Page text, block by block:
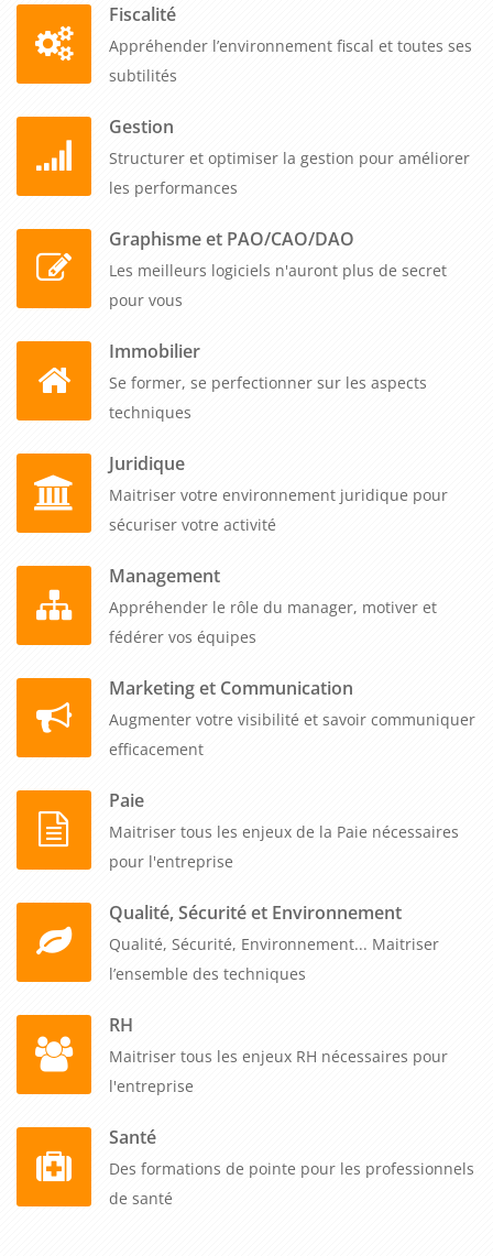
Fiscalité
Appréhender l’environnement fiscal et toutes ses
subtilités
Gestion
Structurer et optimiser la gestion pour améliorer
les performances
Graphisme et PAO/CAO/DAO
Les meilleurs logiciels n'auront plus de secret
pour vous
Immobilier
Se former, se perfectionner sur les aspects
techniques
Juridique
Maitriser votre environnement juridique pour
sécuriser votre activité
Management
Appréhender le rôle du manager, motiver et
fédérer vos équipes
Marketing et Communication
Augmenter votre visibilité et savoir communiquer
efficacement
Paie
Maitriser tous les enjeux de la Paie nécessaires
pour l'entreprise
Qualité, Sécurité et Environnement
Qualité, Sécurité, Environnement... Maitriser
l’ensemble des techniques
RH
Maitriser tous les enjeux RH nécessaires pour
l'entreprise
Santé
Des formations de pointe pour les professionnels
de santé